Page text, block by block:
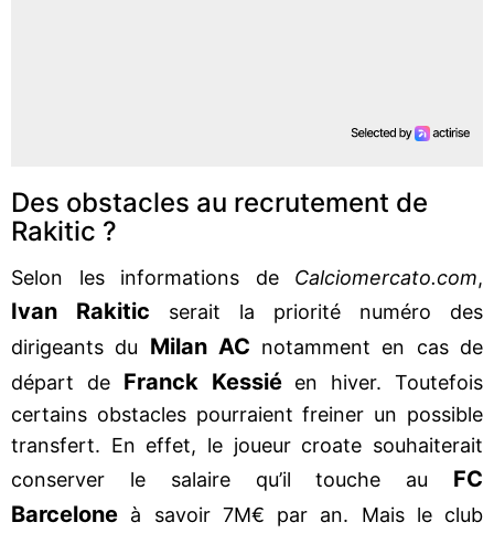
Des obstacles au recrutement de
Rakitic ?
Selon les informations de Calciomercato.com,
Ivan Rakitic serait la priorité numéro des
dirigeants du Milan AC notamment en cas de
départ de Franck Kessiéen hiver. Toutefois
certains obstacles pourraient freiner un possible
transfert. En effet, le joueur croate souhaiterait
conserver le salaire qu’il touche au FC
Barcelone à savoir 7M€ par an. Mais le club